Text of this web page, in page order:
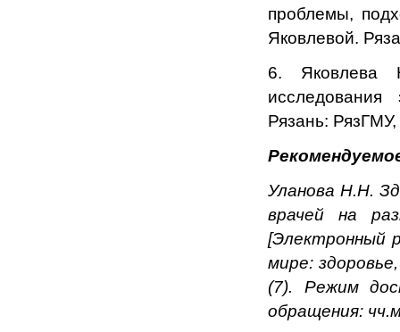
проблемы,
Яковлевой.
6. Яковлева
исследования
Рязань:
Уланова Н.Н.
врачей на
[Электронный
мире:
(7). Режим
обращения: